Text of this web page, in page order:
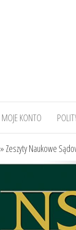
MOJE KONTO
» Zeszyty Naukowe